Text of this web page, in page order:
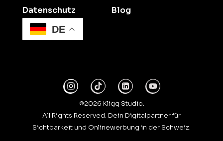
Datenschutz
Blog
DE
©2026 Kligg Studio.
All Rights Reserved. Dein Digitalpartner für
Sichtbarkeit und Onlinewerbung in der Schweiz.